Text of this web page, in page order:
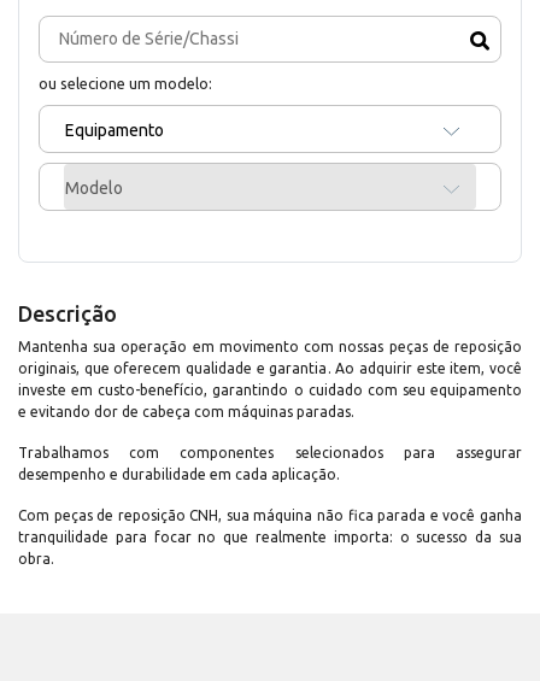
ou selecione um modelo:
Equipamento
Modelo
Descrição
Mantenha sua operação em movimento com nossas peças de reposição
originais, que oferecem qualidade e garantia. Ao adquirir este item, você
investe em custo-benefício, garantindo o cuidado com seu equipamento
e evitando dor de cabeça com máquinas paradas.
Trabalhamos com componentes selecionados para assegurar
desempenho e durabilidade em cada aplicação.
Com peças de reposição CNH, sua máquina não fica parada e você ganha
tranquilidade para focar no que realmente importa: o sucesso da sua
obra.